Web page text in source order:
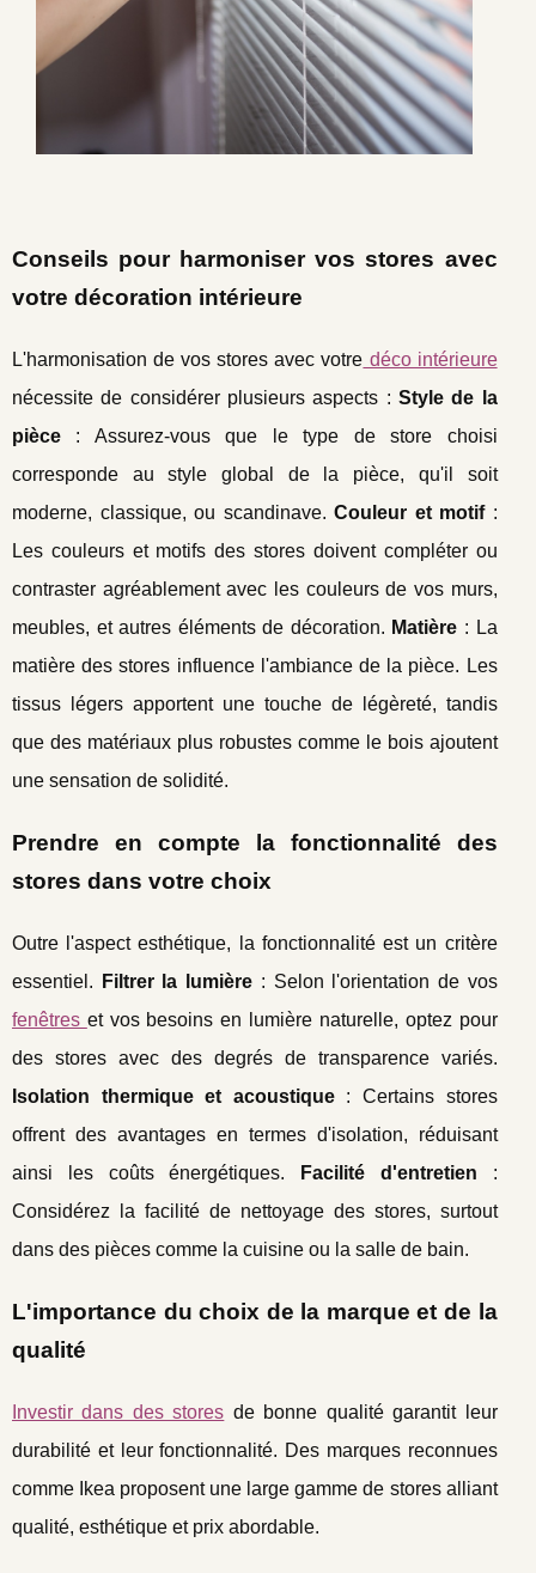
Conseils pour harmoniser vos stores avec
votre décoration intérieure
L'harmonisation de vos stores avec votre déco intérieure
nécessite de considérer plusieurs aspects : Style de la
pièce : Assurez-vous que le type de store choisi
corresponde au style global de la pièce, qu'il soit
moderne, classique, ou scandinave.Couleur et motif:
Les couleurs et motifs des stores doivent compléter ou
contraster agréablement avec les couleurs de vos murs,
meubles, et autres éléments de décoration. Matière : La
matière des stores influence l'ambiance de la pièce. Les
tissus légers apportent une touche de légèreté, tandis
que des matériaux plus robustes comme le bois ajoutent
une sensation de solidité.
Prendre en compte la fonctionnalité des
stores dans votre choix
Outre l'aspect esthétique, la fonctionnalité est un critère
essentiel.
Filtrer la lumière : Selon l'orientation de vos
fenêtres et vos besoins en lumière naturelle, optez pour
des stores avec des degrés de transparence variés.
Isolation thermique et acoustique: Certains stores
offrent des avantages en termes d'isolation, réduisant
ainsi les coûts énergétiques.
Facilité d'entretien :
Considérez la facilité de nettoyage des stores, surtout
dans des pièces comme la cuisine ou la salle de bain.
L'importance du choix de la marque et de la
qualité
Investir dans des stores de bonne qualité garantit leur
durabilité et leur fonctionnalité. Des marques reconnues
comme Ikea proposent une large gamme de stores alliant
qualité, esthétique et prix abordable.